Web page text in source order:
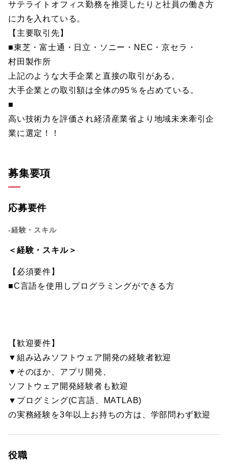
サテライトオフィス勤務を推奨したりと社員の働き方
に力を入れている。
【主要取引先】
■東芝・富士通・日立・ソニー・NEC・京セラ・
村田製作所
上記のような大手企業と直接の取引がある。
大手企業との取引額は全体の95％を占めている。
■
高い技術力を評価され経済産業省より地域未来牽引企
業に選定！！
募集要項
応募要件
-経験・スキル
＜経験・スキル＞
【必須要件】
■C言語を使用しプログラミングができる方
【歓迎要件】
▼組み込みソフトウェア開発の経験者歓迎
▼そのほか、アプリ開発、
ソフトウェア開発経験者も歓迎
▼プログミング(C言語、MATLAB)
の実務経験を3年以上お持ちの方は、学部問わず歓迎
役職